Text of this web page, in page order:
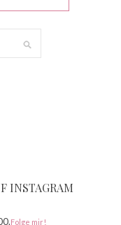
INSTAGRAM
Folge mir!